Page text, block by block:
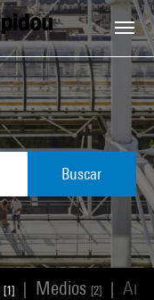
Buscar
[1] Medios [2]